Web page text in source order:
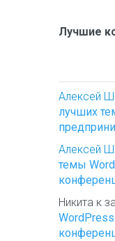
Лучшие
Алексей
лучших
Алексей
темы
Никита к